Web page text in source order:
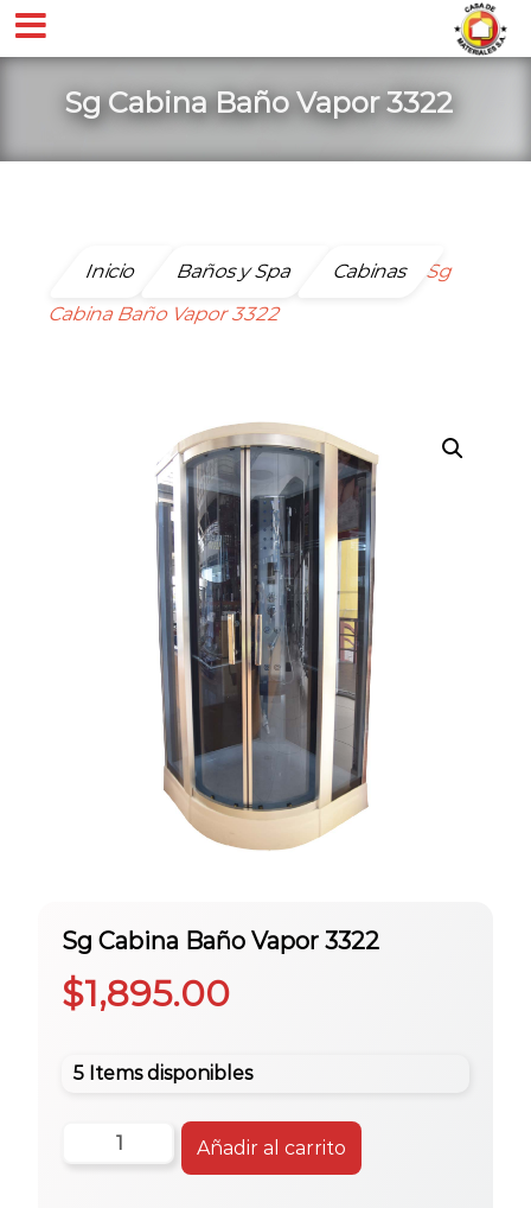
Sg Cabina Baño Vapor 3322
Inicio Baños y Spa Cabinas
Sg
Cabina Baño Vapor 3322
Sg Cabina Baño Vapor 3322
$1,895.00
5 Items disponibles
Cabina
Añadir al carrito